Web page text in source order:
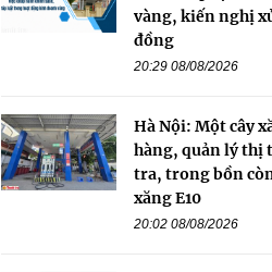
vàng, kiến nghị
đồng
20:29 08/08/2026
Hà Nội: Một cây
hàng, quản lý thị
tra, trong bồn
xăng E10
20:02 08/08/2026